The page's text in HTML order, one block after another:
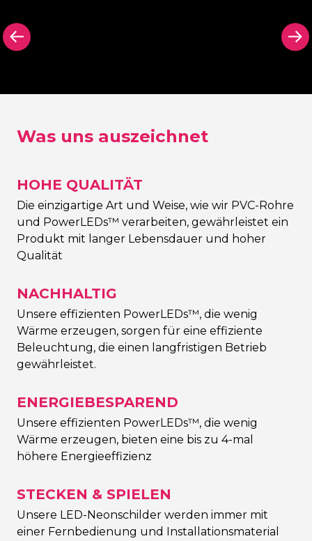
hinter
Kontur
Was uns auszeichnet
HOHE QUALITÄT
Die einzigartige Art und Weise, wie wir PVC-Rohre
und PowerLEDs™ verarbeiten, gewährleistet ein
Produkt mit langer Lebensdauer und hoher
Qualität
NACHHALTIG
Unsere effizienten PowerLEDs™, die wenig
Wärme erzeugen, sorgen für eine effiziente
Beleuchtung, die einen langfristigen Betrieb
gewährleistet.
ENERGIEBESPAREND
Unsere effizienten PowerLEDs™, die wenig
Wärme erzeugen, bieten eine bis zu 4-mal
höhere Energieeffizienz
STECKEN & SPIELEN
Unsere LED-Neonschilder werden immer mit
einer Fernbedienung und Installationsmaterial